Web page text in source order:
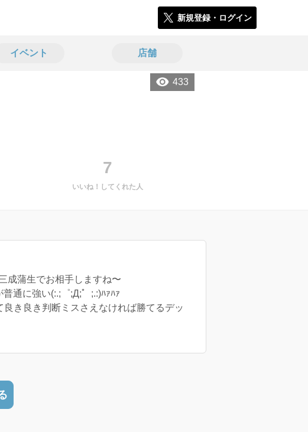
新規登録・ログイン
イベント 店舗
433
7
いいね！してくれた人
成蒲生でお相手しますね〜
通に強い(:.;゜;Д;゜;.:)ﾊｧﾊｧ
き良き判断ミスさえなければ勝てるデッ